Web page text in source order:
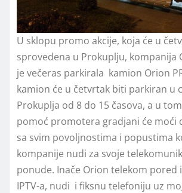
U sklopu promo akcije, koja će u
sprovedena u Prokuplju, kompanija
je večeras parkirala kamion Orion
kamion će u četvrtak biti parkiran u
Prokuplja od 8 do 15 časova, a u
pomoć promotera gradjani će moći
sa svim povoljnostima i popustima
kompanije nudi za svoje
ponude. Inače Orion telekom pored
IPTV-a, nudi i fiksnu telefoniju uz